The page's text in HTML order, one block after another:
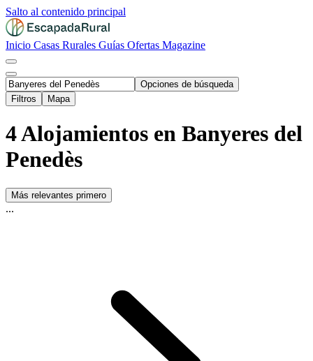
Salto al contenido principal
Inicio Casas Rurales Guías Ofertas Magazine
Opciones de búsqueda
Filtros
Mapa
4 Alojamientos en Banyeres del
Penedès
Más relevantes primero
...